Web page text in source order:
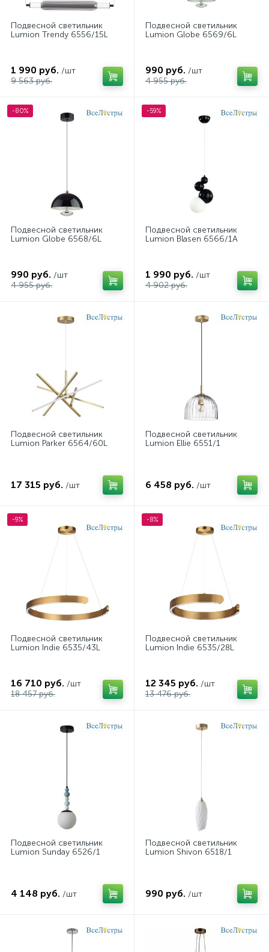
Подвесной светильник
Lumion Trendy 6556/15L
1 990 руб. /шт
9 563 руб.
Подвесной светильник
Lumion Globe 6569/6L
990 руб. /шт
4 955 руб.
-80%
Подвесной светильник
Lumion Globe 6568/6L
990 руб. /шт
4 955 руб.
-59%
Подвесной светильник
Lumion Blasen 6566/1A
1 990 руб. /шт
4 902 руб.
Подвесной светильник
Lumion Parker 6564/60L
17 315 руб. /шт
Подвесной светильник
Lumion Ellie 6551/1
6 458 руб. /шт
-9%
Подвесной светильник
Lumion Indie 6535/43L
16 710 руб. /шт
18 457 руб.
-8%
Подвесной светильник
Lumion Indie 6535/28L
12 345 руб. /шт
13 476 руб.
Подвесной светильник
Lumion Sunday 6526/1
4 148 руб. /шт
Подвесной светильник
Lumion Shivon 6518/1
990 руб. /шт